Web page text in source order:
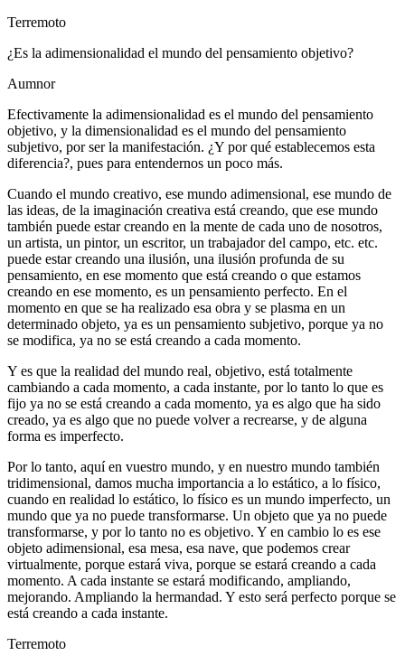
Terremoto
¿Es la adimensionalidad el mundo del pensamiento objetivo?
Aumnor
Efectivamente la adimensionalidad es el mundo del pensamiento
objetivo, y la dimensionalidad es el mundo del pensamiento
subjetivo, por ser la manifestación. ¿Y por qué establecemos esta
diferencia?, pues para entendernos un poco más.
Cuando el mundo creativo, ese mundo adimensional, ese mundo de
las ideas, de la imaginación creativa está creando, que ese mundo
también puede estar creando en la mente de cada uno de nosotros,
un artista, un pintor, un escritor, un trabajador del campo, etc. etc.
puede estar creando una ilusión, una ilusión profunda de su
pensamiento, en ese momento que está creando o que estamos
creando en ese momento, es un pensamiento perfecto. En el
momento en que se ha realizado esa obra y se plasma en un
determinado objeto, ya es un pensamiento subjetivo, porque ya no
se modifica, ya no se está creando a cada momento.
Y es que la realidad del mundo real, objetivo, está totalmente
cambiando a cada momento, a cada instante, por lo tanto lo que es
fijo ya no se está creando a cada momento, ya es algo que ha sido
creado, ya es algo que no puede volver a recrearse, y de alguna
forma es imperfecto.
Por lo tanto, aquí en vuestro mundo, y en nuestro mundo también
tridimensional, damos mucha importancia a lo estático, a lo físico,
cuando en realidad lo estático, lo físico es un mundo imperfecto, un
mundo que ya no puede transformarse. Un objeto que ya no puede
transformarse, y por lo tanto no es objetivo. Y en cambio lo es ese
objeto adimensional, esa mesa, esa nave, que podemos crear
virtualmente, porque estará viva, porque se estará creando a cada
momento. A cada instante se estará modificando, ampliando,
mejorando. Ampliando la hermandad. Y esto será perfecto porque se
está creando a cada instante.
Terremoto